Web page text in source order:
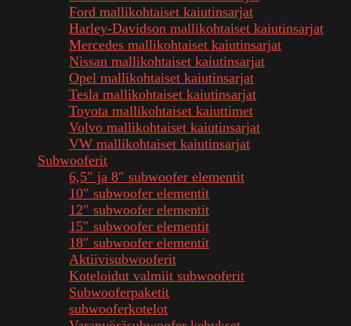
Ford mallikohtaiset kaiutinsarjat
Harley-Davidson mallikohtaiset kaiutinsarjat
Mercedes mallikohtaiset kaiutinsarjat
Nissan mallikohtaiset kaiutinsarjat
Opel mallikohtaiset kaiutinsarjat
Tesla mallikohtaiset kaiutinsarjat
Toyota mallikohtaiset kaiuttimet
Volvo mallikohtaiset kaiutinsarjat
VW mallikohtaiset kaiutinsarjat
Subwooferit
6,5″ ja 8″ subwoofer elementit
10″ subwoofer elementit
12″ subwoofer elementit
15″ subwoofer elementit
18″ subwoofer elementit
Aktiivisubwooferit
Koteloidut valmiit subwooferit
Subwooferpaketit
subwooferkotelot